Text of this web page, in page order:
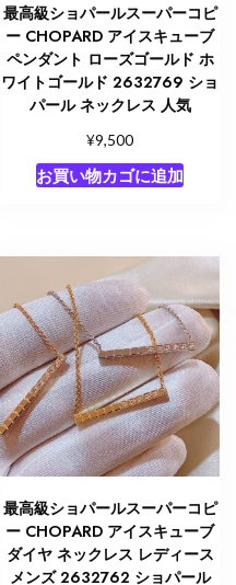
最高級ショパールスーパーコピ
ー CHOPARD アイスキューブ
ペンダント ローズゴールド ホ
ワイトゴールド 2632769 ショ
パール ネックレス 人気
¥9,500
お買い物カゴに追加
最高級ショパールスーパーコピ
ー CHOPARD アイスキューブ
ダイヤ ネックレス レディース
メンズ 2632762 ショパール